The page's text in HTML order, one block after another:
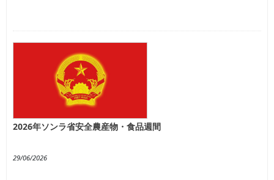
2026年ソンラ省安全農産物・食品週間
29/06/2026